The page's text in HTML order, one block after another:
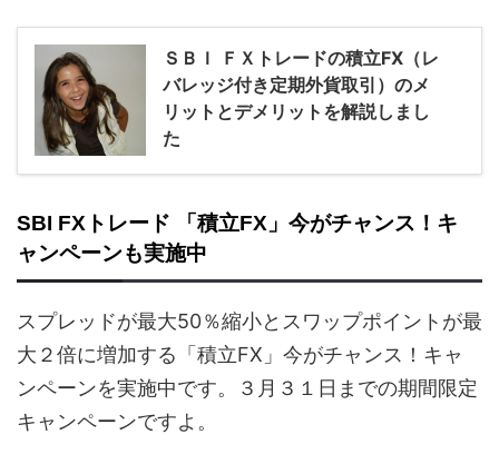
ＳＢＩ ＦＸトレードの積立FX（レ
バレッジ付き定期外貨取引）のメ
リットとデメリットを解説しまし
た
SBI FXトレード 「積立FX」今がチャンス！キ
ャンペーンも実施中
スプレッドが最大50％縮小とスワップポイントが最
大２倍に増加する「積立FX」今がチャンス！キャ
ンペーンを実施中です。３月３１日までの期間限定
キャンペーンですよ。